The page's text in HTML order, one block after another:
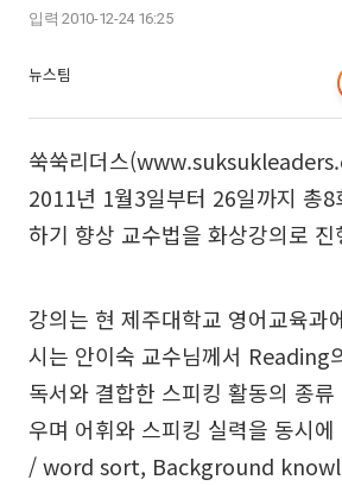
입력 2010-12-24 16:25
뉴스팀
쑥쑥리더스(
2011년 1월3일부터 26일까지 총8
하기 향상 교수법을 화상강의로 진
강의는 현 제주대학교 영어교육과
시는 안이숙 교수님께서 Reading
독서와 결합한 스피킹 활동의 종
우며 어휘와 스피킹 실력을 동시
/ word sort, Background